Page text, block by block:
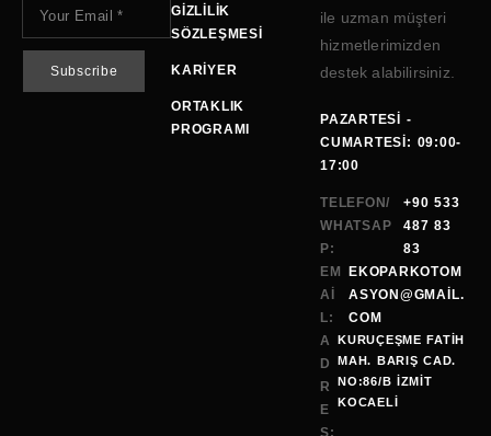
GIZLILIK
SÖZLEŞMESI
KARIYER
ORTAKLIK
PROGRAMI
ile uzman müşteri
hizmetlerimizden
destek alabilirsiniz.
PAZARTESI -
CUMARTESI: 09:00-
17:00
TELEFON/
WHATSAP
P:
+90 533
487 83
83
EM
AI
L:
EKOPARKOTOM
ASYON@GMAİL.
COM
A
D
R
E
S:
KURUÇEŞME FATİH
MAH. BARIŞ CAD.
NO:86/B İZMİT
KOCAELI